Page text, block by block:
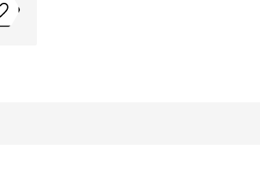
Toevoegen aan verlanglijstje